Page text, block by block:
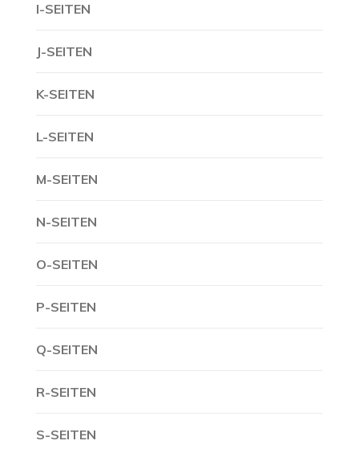
I-SEITEN
J-SEITEN
K-SEITEN
L-SEITEN
M-SEITEN
N-SEITEN
O-SEITEN
P-SEITEN
Q-SEITEN
R-SEITEN
S-SEITEN